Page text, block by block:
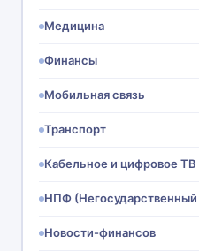
Медицина
Финансы
Мобильная связь
Транспорт
Кабельное и цифровое ТВ
НПФ
Новости-финансов